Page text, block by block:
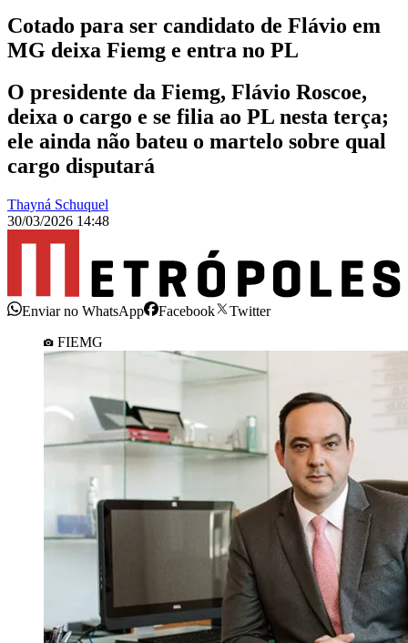
Cotado para ser candidato de Flávio em
MG deixa Fiemg e entra no PL
O presidente da Fiemg, Flávio Roscoe,
deixa o cargo e se filia ao PL nesta terça;
ele ainda não bateu o martelo sobre qual
cargo disputará
Thayná Schuquel
30/03/2026 14:48
Enviar no WhatsApp Facebook
Twitter
FIEMG